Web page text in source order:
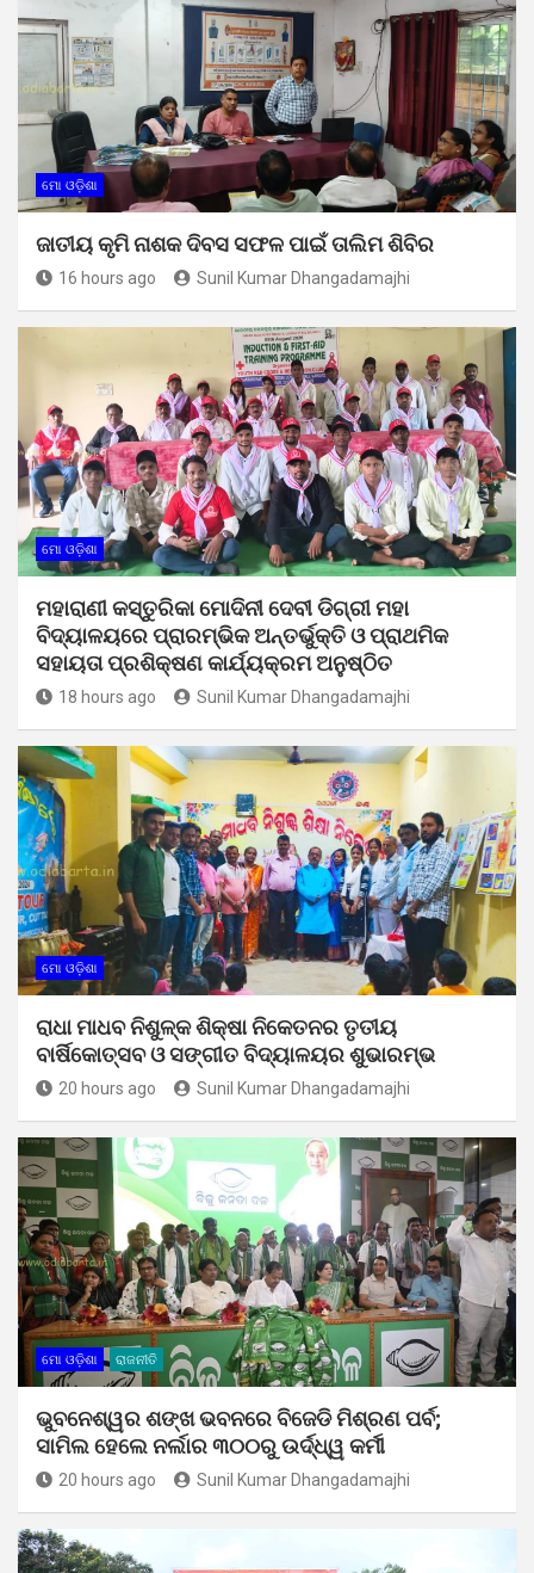
ମୋ ଓଡ଼ିଶା
ଜାତୀୟ କୃମି ନାଶକ ଦିବସ ସଫଳ ପାଇଁ ତାଲିମ ଶିବିର
16 hours ago Sunil Kumar Dhangadamajhi
ମୋ ଓଡ଼ିଶା
ମହାରାଣୀ କସ୍ତୁରିକା ମୋଦିନୀ ଦେବୀ ଡିଗ୍ରୀ ମହା
ବିଦ୍ୟାଳୟରେ ପ୍ରାରମ୍ଭିକ ଅନ୍ତର୍ଭୁକ୍ତି ଓ ପ୍ରାଥମିକ
ସହାୟତା ପ୍ରଶିକ୍ଷଣ କାର୍ଯ୍ୟକ୍ରମ ଅନୁଷ୍ଠିତ
18 hours ago Sunil Kumar Dhangadamajhi
ମୋ ଓଡ଼ିଶା
ରାଧା ମାଧବ ନିଶୁଳ୍କ ଶିକ୍ଷା ନିକେତନର ତୃତୀୟ
ବାର୍ଷିକୋତ୍ସବ ଓ ସଙ୍ଗୀତ ବିଦ୍ୟାଳୟର ଶୁଭାରମ୍ଭ
20 hours ago Sunil Kumar Dhangadamajhi
ମୋ ଓଡ଼ିଶା ରାଜନୀତି
ଭୁବନେଶ୍ୱର ଶଙ୍ଖ ଭବନରେ ବିଜେଡି ମିଶ୍ରଣ ପର୍ବ;
ସାମିଲ ହେଲେ ନର୍ଲାର ୩୦୦ରୁ ଉର୍ଦ୍ଧ୍ୱ କର୍ମୀ
20 hours ago Sunil Kumar Dhangadamajhi